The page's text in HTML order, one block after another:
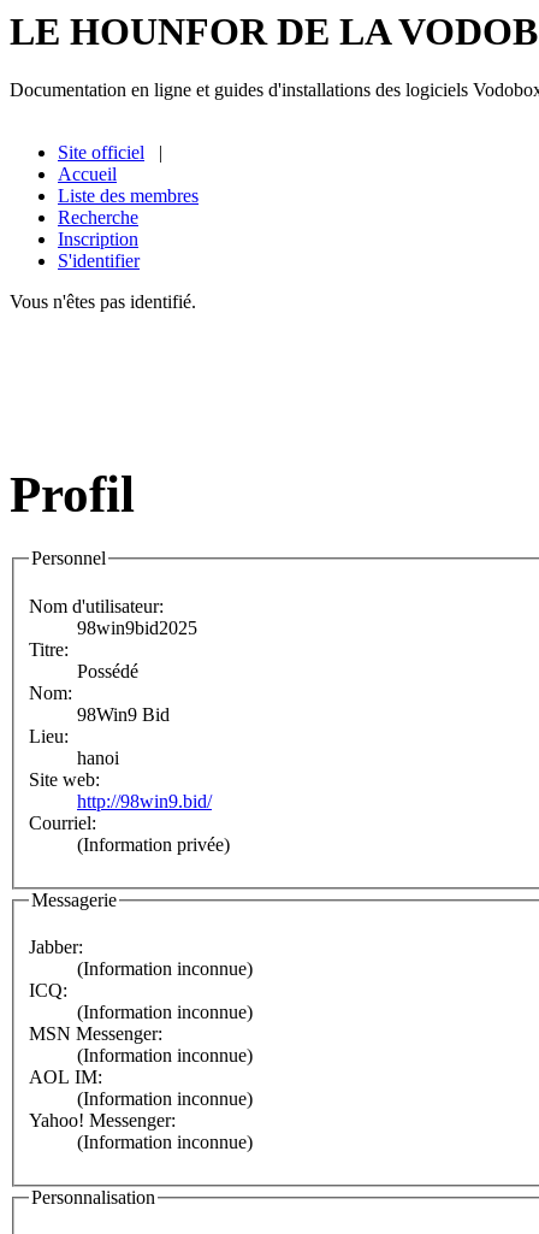
LE HOUNFOR DE LA
Documentation en ligne et guides d'installations des logiciels
Site officiel |
Accueil
Liste des membres
Recherche
Inscription
S'identifier
Vous n'êtes pas identifié.
Profil
Personnel
Nom d'utilisateur:
98win9bid2025
Titre:
Possédé
Nom:
98Win9 Bid
Lieu:
hanoi
Site web:
http://98win9.bid/
Courriel:
(Information privée)
Messagerie
Jabber:
(Information inconnue)
ICQ:
(Information inconnue)
MSN Messenger:
(Information inconnue)
AOL IM:
(Information inconnue)
Yahoo! Messenger:
(Information inconnue)
Personnalisation